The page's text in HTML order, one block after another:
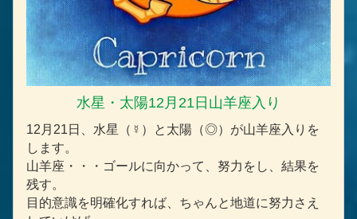
水星・太陽12月21日山羊座入り
12月21日、水星（☿）と太陽（◎）が山羊座入りを
します。
山羊座・・・ゴールに向かって、努力をし、結果を
残す。
目的意識を明確化すれば、ちゃんと地道に努力さえ